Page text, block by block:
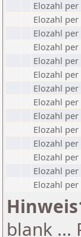
Elozahl per
Elozahl per
Elozahl per
Elozahl per
Elozahl per
Elozahl per
Elozahl per
Elozahl per
Elozahl per
Elozahl per
Elozahl per
Elozahl per
Elozahl per
Elozahl per
blank ...